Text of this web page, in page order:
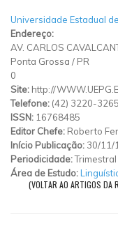
Universidade Estadual
Endereço:
AV. CARLOS
Ponta Grossa / PR
0
Site: http://
Telefone: (42) 3220-3265
ISSN: 16768485
Editor Chefe: Roberto
Início Publicação: 30/11/
Periodicidade:Trimestral
Área de Estudo:
(VOLTAR AO ARTIGOS DA